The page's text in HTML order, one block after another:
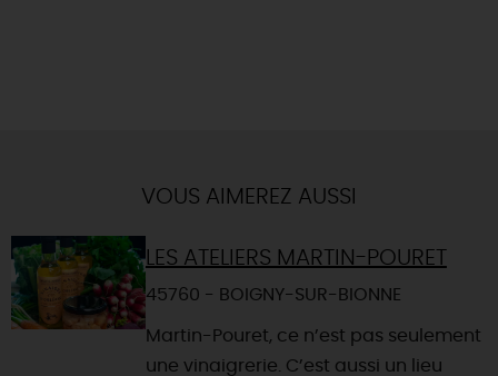
VOUS AIMEREZ AUSSI
LES ATELIERS MARTIN-POURET
45760 - BOIGNY-SUR-BIONNE
Martin-Pouret, ce n’est pas seulement
une vinaigrerie. C’est aussi un lieu